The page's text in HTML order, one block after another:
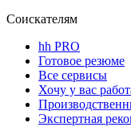
Соискателям
hh PRO
Готовое резюме
Все сервисы
Хочу у вас
Экспертная